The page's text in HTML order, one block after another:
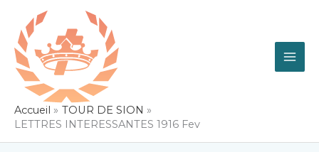
contenu
Accueil
TOUR DE SION
LETTRES INTERESSANTES 1916 Fev